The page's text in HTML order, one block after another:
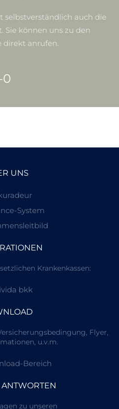
selbstverständlich auch die
Sie können uns zu den
direkt anrufen.
0
UNS
System
Krankenkassen:
bkk
Flyer,
u.v.m.
Bereich
zu unseren